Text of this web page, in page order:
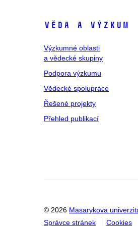
Věda a výzkum
Výzkumné oblasti
a vědecké skupiny
Podpora výzkumu
Vědecké spolupráce
Řešené projekty
Přehled publikací
© 2026 Masarykova
Správce stránek
Cookies